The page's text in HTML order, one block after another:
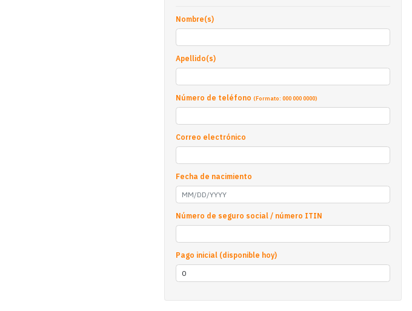
Nombre(s)
Apellido(s)
Número de teléfono (Formato: 000 000 0000)
Correo electrónico
Fecha de nacimiento
Número de seguro social / número ITIN
Pago inicial (disponible hoy)